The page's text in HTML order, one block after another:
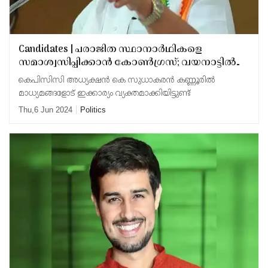
Candidates | പരാജിത സ്ഥാനാര്‍ഥികളെ
സമാശ്വസിപ്പിക്കാന്‍ കോണ്‍ഗ്രസ്; വയനാട്ടില്‍
കെ മുരളീധരനും ചേലക്കരയില്‍ രമ്യാ
ഹരിദാസും പരിഗണനയില്‍
കെപിസിസി അധ്യക്ഷന്‍ കെ സുധാകരന്‍ കണ്ണൂരില്‍
മാധ്യമങ്ങളോട് ഇക്കാര്യം വ്യക്തമാക്കിയിട്ടുണ്ട്
Thu,6 Jun 2024 Politics